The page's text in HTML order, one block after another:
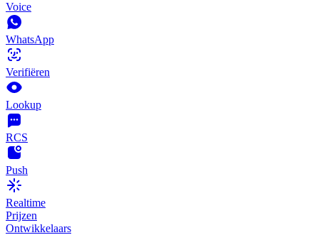
Voice
WhatsApp
Verifiëren
Lookup
RCS
Push
Realtime
Prijzen
Ontwikkelaars